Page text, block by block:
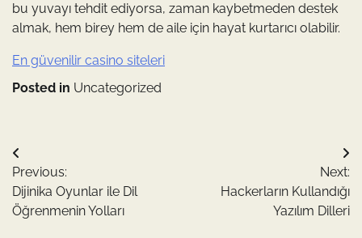
bu yuvayı tehdit ediyorsa, zaman kaybetmeden destek
almak, hem birey hem de aile için hayat kurtarıcı olabilir.
En güvenilir casino siteleri
Posted in Uncategorized
Yazı
gezinmesi
Previous:
Dijinika Oyunlar ile Dil
Öğrenmenin Yolları
Next:
Hackerların Kullandığı
Yazılım Dilleri